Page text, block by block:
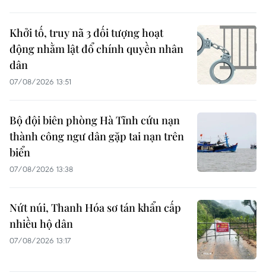
Khởi tố, truy nã 3 đối tượng hoạt
động nhằm lật đổ chính quyền nhân
dân
07/08/2026 13:51
Bộ đội biên phòng Hà Tĩnh cứu nạn
thành công ngư dân gặp tai nạn trên
biển
07/08/2026 13:38
Nứt núi, Thanh Hóa sơ tán khẩn cấp
nhiều hộ dân
07/08/2026 13:17